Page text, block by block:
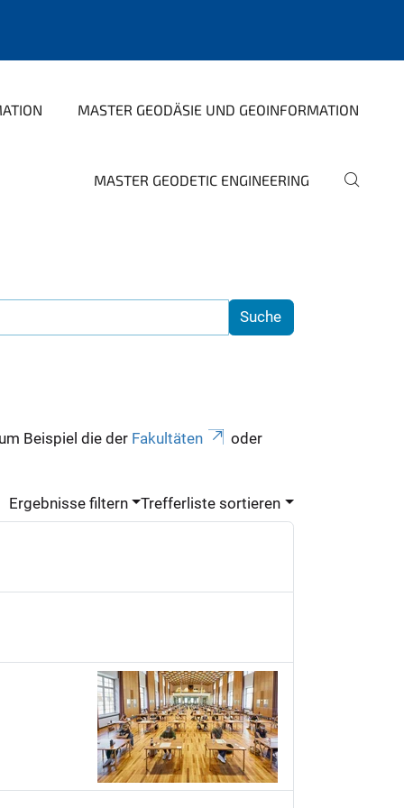
MASTER GEODÄSIE UND GEOINFORMATION
MASTER GEODETIC ENGINEERING
Beispiel die der Fakultäten oder
Ergebnisse filtern Trefferliste sortieren